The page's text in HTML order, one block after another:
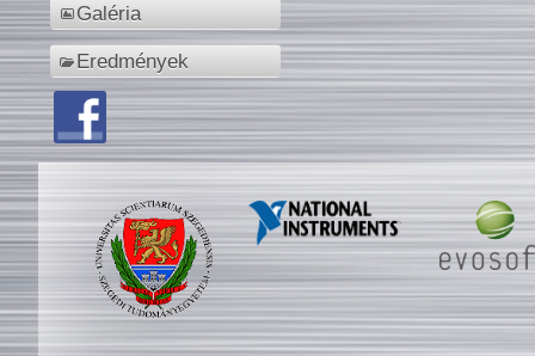
Galéria
Eredmények